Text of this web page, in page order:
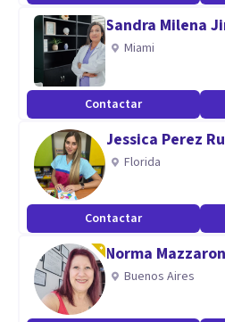
Sandra Milena
Miami
Contactar
Jessica Perez
Florida
Contactar
Norma
Buenos Aires